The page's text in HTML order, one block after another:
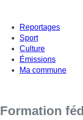
Reportages
Sport
Culture
Émissions
Ma commune
Formation